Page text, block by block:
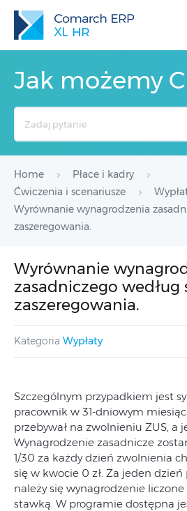
Jak możemy
Home
Płace i kadry
Ćwiczenia i scenariusze
Wyrównanie wynagrodzenia
zaszeregowania.
Wyrównanie
zasadniczego według
zaszeregowania.
Kategoria Wypłaty
Szczególnym przypadkiem jest
pracownik w 31-dniowym
przebywał na zwolnieniu ZUS, a
Wynagrodzenie zasadnicze
1/30 za każdy dzień zwolnienia
się w kwocie 0 zł. Za jeden
należy się wynagrodzenie
stawką. W programie dostępna